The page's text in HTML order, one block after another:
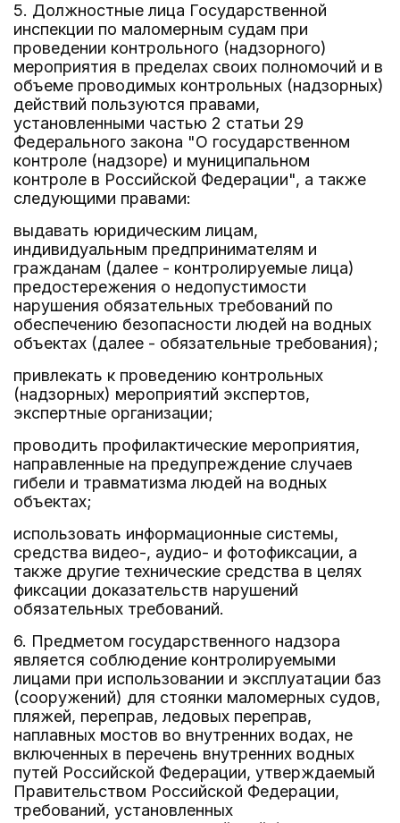
5. Должностные лица Государственной
инспекции по маломерным судам при
проведении контрольного (надзорного)
мероприятия в пределах своих полномочий и в
объеме проводимых контрольных (надзорных)
действий пользуются правами,
установленными частью 2 статьи 29
Федерального закона "О государственном
контроле (надзоре) и муниципальном
контроле в Российской Федерации", а также
следующими правами:
выдавать юридическим лицам,
индивидуальным предпринимателям и
гражданам (далее - контролируемые лица)
предостережения о недопустимости
нарушения обязательных требований по
обеспечению безопасности людей на водных
объектах (далее - обязательные требования);
привлекать к проведению контрольных
(надзорных) мероприятий экспертов,
экспертные организации;
проводить профилактические мероприятия,
направленные на предупреждение случаев
гибели и травматизма людей на водных
объектах;
использовать информационные системы,
средства видео-, аудио- и фотофиксации, а
также другие технические средства в целях
фиксации доказательств нарушений
обязательных требований.
6. Предметом государственного надзора
является соблюдение контролируемыми
лицами при использовании и эксплуатации баз
(сооружений) для стоянки маломерных судов,
пляжей, переправ, ледовых переправ,
наплавных мостов во внутренних водах, не
включенных в перечень внутренних водных
путей Российской Федерации, утверждаемый
Правительством Российской Федерации,
требований, установленных